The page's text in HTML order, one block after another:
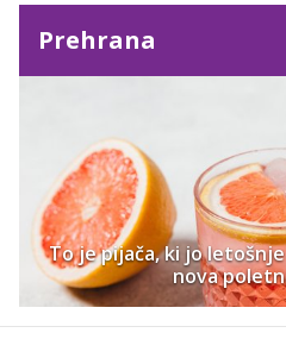
Prehrana
To je pijača, ki jo
nova